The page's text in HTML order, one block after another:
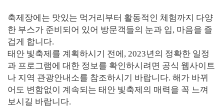
축제장에는 맛있는 먹거리부터 활동적인 체험까지 다양
한 부스가 준비되어 있어 방문객들의 눈과 입, 마음을 즐
겁게 합니다.
태안 빛축제를 계획하시기 전에, 2023년의 정확한 일정
과 프로그램에 대한 정보를 확인하시려면 공식 웹사이트
나 지역 관광안내소를 참조하시기 바랍니다. 해가 바뀌
어도 변함없이 계속되는 태안 빛축제의 매력을 꼭 느껴
보시길 바랍니다.